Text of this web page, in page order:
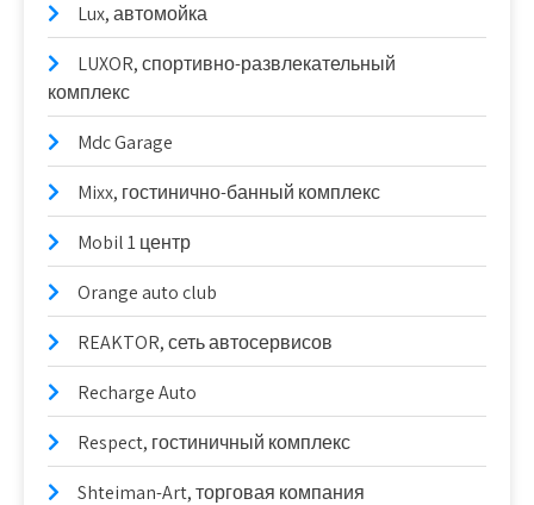
Lux, автомойка
LUXOR, спортивно-развлекательный
комплекс
Mdc Garage
Mixx, гостинично-банный комплекс
Mobil 1 центр
Orange auto club
REAKTOR, сеть автосервисов
Recharge Auto
Respect, гостиничный комплекс
Shteiman-Art, торговая компания